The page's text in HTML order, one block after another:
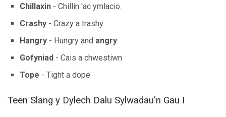
Chillaxin - Chillin 'ac ymlacio.
Crashy - Crazy a trashy
Hangry - Hungry and angry
Gofyniad - Cais a chwestiwn
Tope - Tight a dope
Teen Slang y Dylech Dalu Sylwadau'n Gau I